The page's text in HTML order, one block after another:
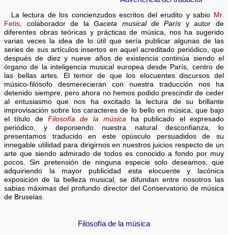
La lectura de los concienzudos escritos del erudito y sabio Mr.
Fetis, colaborador de laGaceta musical de París y autor de
diferentes obras teóricas y prácticas de música, nos ha sugerido
varias veces la idea de lo útil que sería publicar algunas de las
series de sus artículos insertos en aquel acreditado periódico, que
después de diez y nueve años de existencia continúa siendo el
órgano de la inteligencia musical europea desde París, centro de
las bellas artes. El temor de que los elocuentes discursos del
músico-filósofo desmerecieran con nuestra traducción nos ha
detenido siempre, pero ahora no hemos podido prescindir de ceder
al entusiasmo que nos ha excitado la lectura de su brillante
improvisación sobre los caracteres de lo bello en música, que bajo
el título de Filosofía de la músicaha publicado el expresado
periódico, y deponiendo nuestra natural desconfianza, lo
presentamos traducido en este opúsculo persuadidos de su
innegable utilidad para dirigirnos en nuestros juicios respecto de un
arte que siendo admirado de todos es conocido a fondo por muy
pocos. Sin pretensión de ninguna especie solo deseamos, que
adquiriendo la mayor publicidad esta elocuente y lacónica
exposición de la belleza musical, se difundan entre nosotros las
sabias máximas del profundo director del Conservatorio de música
de Bruselas.
Filosofía de la música